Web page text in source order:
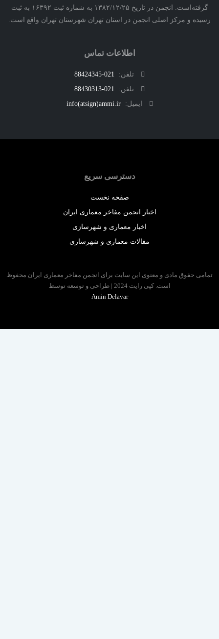
گرفته‌است. انجمن در تاریخ ۱۳۸۲/۱۲/۲۵ به شماره ثبت ۱۶۳۹۲ به ثبت
و مرکز اصلی انجمن در استان تهران شهرستان تهران واقع است.
اطلاعات تماس
تلفن:
021-88424345
تلفن:
021-88430313
ایمیل:
info(atsign)ammi.ir
دسترسی سریع
صفحه نخست
اخبار انجمن مفاخر معماری ایران
اخبار معماری و شهرسازی
مقالات معماری و شهرسازی
حقوق مادی و معنوی این سایت برای انجمن مفاخر معماری ایران محفوظ
است. کپی رایت 2024 | طراحی و توسعه توسط
Amin Delavar